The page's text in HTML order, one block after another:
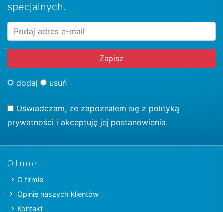
specjalnych.
dodaj usuń
Oświadczam, że zapoznałem się z polityką
prywatności i akceptuję jej postanowienia.
O firmie
O firmie
Opinie naszych klientów
Kontakt